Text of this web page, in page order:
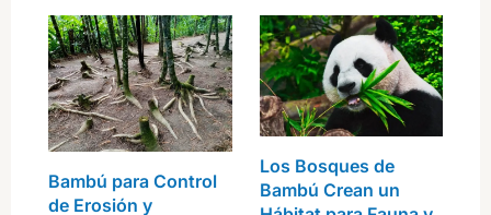
Bambú para Control
de Erosión y
Los Bosques de
Bambú Crean un